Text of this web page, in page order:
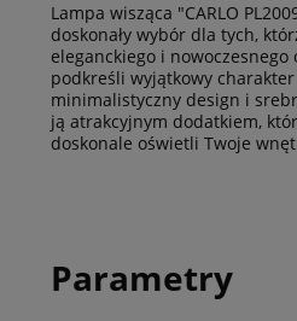
Lampa wisząca "CARLO
doskonały wybór dla tych,
eleganckiego i
podkreśli wyjątkowy
minimalistyczny design i
ją atrakcyjnym dodatkiem,
doskonale oświetli Twoje
Parametry